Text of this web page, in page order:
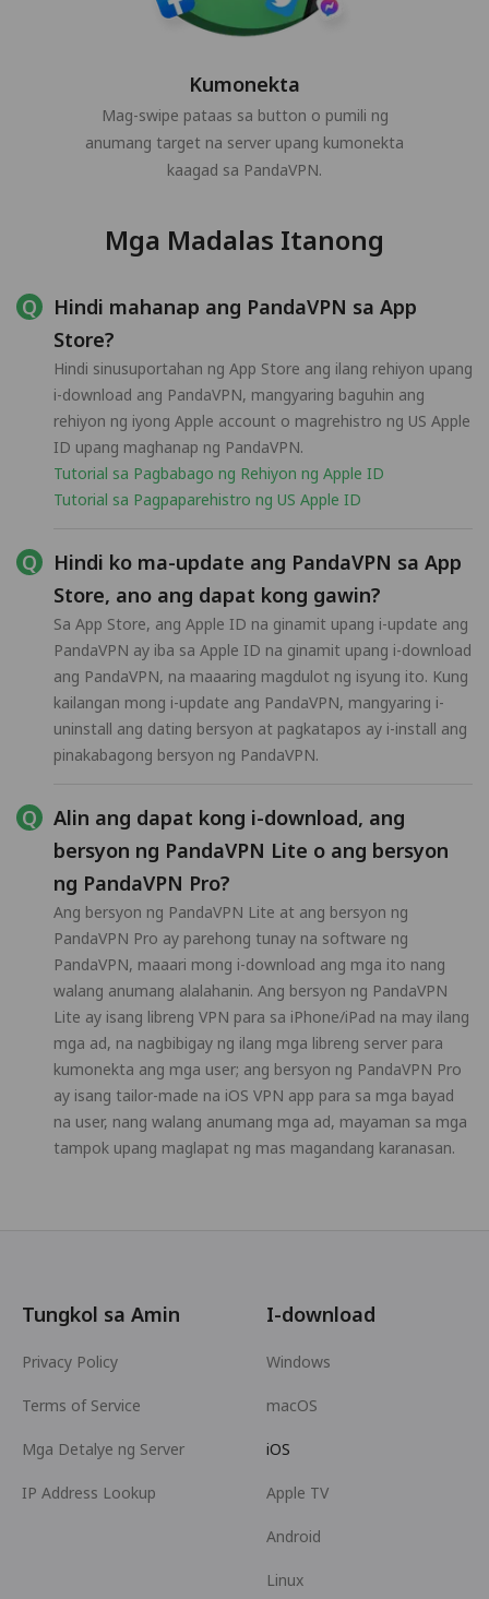
Kumonekta
Mag-swipe pataas sa button o pumili ng
anumang target na server upang kumonekta
kaagad sa PandaVPN.
Mga Madalas Itanong
Hindi mahanap ang PandaVPN sa App
Store?
Hindi sinusuportahan ng App Store ang ilang rehiyon upang
i-download ang PandaVPN, mangyaring baguhin ang
rehiyon ng iyong Apple account o magrehistro ng US Apple
ID upang maghanap ng PandaVPN.
Tutorial sa Pagbabago ng Rehiyon ng Apple ID
Tutorial sa Pagpaparehistro ng US Apple ID
Hindi ko ma-update ang PandaVPN sa App
Store, ano ang dapat kong gawin?
Sa App Store, ang Apple ID na ginamit upang i-update ang
PandaVPN ay iba sa Apple ID na ginamit upang i-download
ang PandaVPN, na maaaring magdulot ng isyung ito. Kung
kailangan mong i-update ang PandaVPN, mangyaring i-
uninstall ang dating bersyon at pagkatapos ay i-install ang
pinakabagong bersyon ng PandaVPN.
Alin ang dapat kong i-download, ang
bersyon ng PandaVPN Lite o ang bersyon
ng PandaVPN Pro?
Ang bersyon ng PandaVPN Lite at ang bersyon ng
PandaVPN Pro ay parehong tunay na software ng
PandaVPN, maaari mong i-download ang mga ito nang
walang anumang alalahanin. Ang bersyon ng PandaVPN
Lite ay isang libreng VPN para sa iPhone/iPad na may ilang
mga ad, na nagbibigay ng ilang mga libreng server para
kumonekta ang mga user; ang bersyon ng PandaVPN Pro
ay isang tailor-made na iOS VPN app para sa mga bayad
na user, nang walang anumang mga ad, mayaman sa mga
tampok upang maglapat ng mas magandang karanasan.
Tungkol sa Amin
Privacy Policy
Terms of Service
Mga Detalye ng Server
IP Address Lookup
I-download
Windows
macOS
iOS
Apple TV
Android
Linux